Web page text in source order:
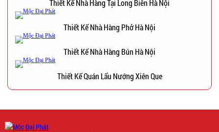
Thiết Kế Nhà Hàng Tại Long Biên Hà Nội
Thiết Kế Nhà Hàng Phở Hà Nội
Thiết Kế Nhà Hàng Bún Hà Nội
Thiết Kế Quán Lẩu Nướng Xiên Que